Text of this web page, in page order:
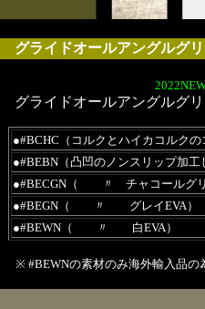
グライドオールアングルグ
グライドオールアングルグ
●#BCHC（コルクとハイカコルクの
●#BEBN（凸凹のノンスリップ加工
●#BECGN（ 〃 チャコールグリ
●#BEGN（ 〃 グレイEVA）
●#BEWN（ 〃 白EVA）
※ #BEWNの素材のみ海外輸入品の